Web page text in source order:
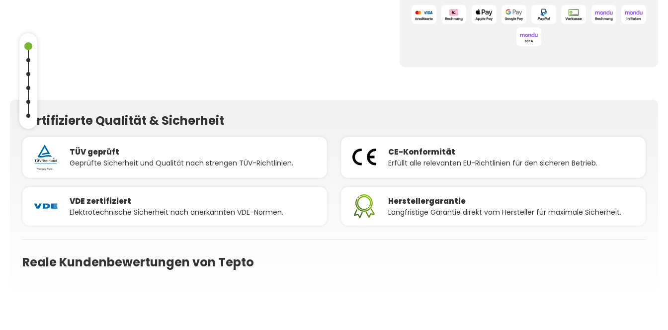
Zertifizierte Qualität & Sicherheit
TÜV geprüft
Geprüfte Sicherheit und Qualität nach strengen TÜV-Richtlinien.
CE-Konformität
Erfüllt alle relevanten EU-Richtlinien für den sicheren Betrieb.
VDE zertifiziert
Elektrotechnische Sicherheit nach anerkannten VDE-Normen.
Herstellergarantie
Langfristige Garantie direkt vom Hersteller für maximale Sicherheit.
Reale Kundenbewertungen von Tepto